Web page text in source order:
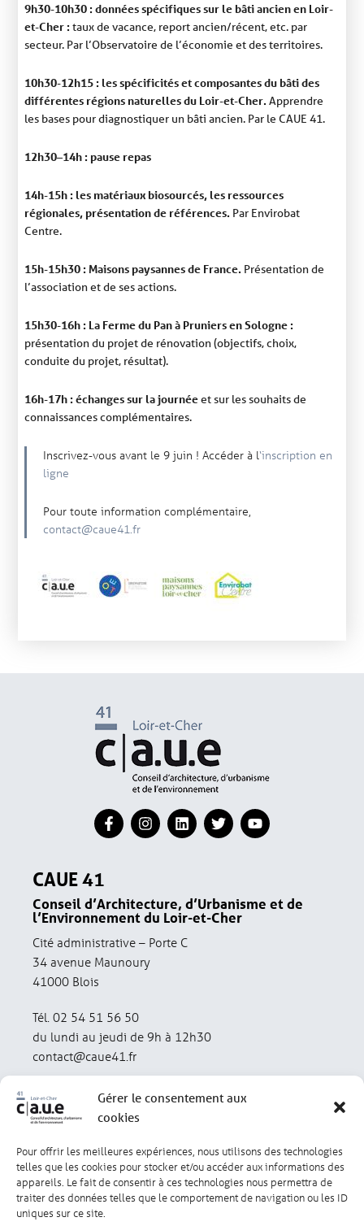
Gérer le consentement aux
cookies
Pour offrir les meilleures expériences, nous utilisons des technologies
telles que les cookies pour stocker et/ou accéder aux informations des
appareils. Le fait de consentir à ces technologies nous permettra de
traiter des données telles que le comportement de navigation ou les ID
uniques sur ce site.
9h30-10h30 : données spécifiques sur le bâti ancien en Loir-
et-Cher : taux de vacance, report ancien/récent, etc. par
secteur. Par l’Observatoire de l’économie et des territoires.
10h30-12h15 : les spécificités et composantes du bâti des
différentes régions naturelles du Loir-et-Cher.Apprendre
les bases pour diagnostiquer un bâti ancien. Par le CAUE 41.
12h30–14h : pause repas
14h-15h : les matériaux biosourcés, les ressources
régionales, présentation de références. Par Envirobat
Centre.
15h-15h30 : Maisons paysannes de France. Présentation de
l’association et de ses actions.
15h30-16h : La Ferme du Pan à Pruniers en Sologne :
présentation du projet de rénovation (objectifs, choix,
conduite du projet, résultat).
16h-17h : échanges sur la journéeet sur les souhaits de
connaissances complémentaires.
Inscrivez-vous avant le 9 juin ! Accéder à l‘inscription en
ligne
Pour toute information complémentaire,
contact@caue41.fr
CAUE 41
Conseil d’Architecture, d’Urbanisme et de
l’Environnement du Loir-et-Cher
Cité administrative – Porte C
34 avenue Maunoury
41000 Blois
Tél. 02 54 51 56 50
du lundi au jeudi de 9h à 12h30
contact@caue41.fr
Mentions légales Politique de confidentialité
Lexique Réalisation : olivgraphic.com